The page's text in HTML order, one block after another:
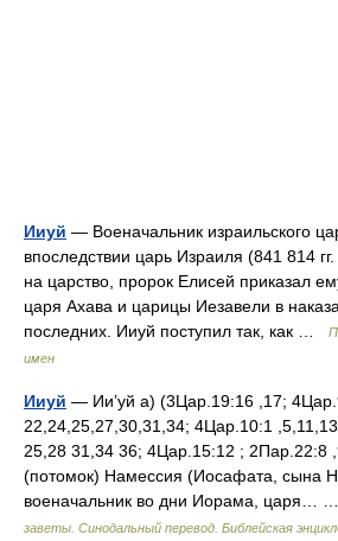
Ииуй — Военачальник израильского
впоследствии царь Израиля (841 814
на царство, пророк Елисей приказал
царя Ахава и царицы Иезавели в
последних. Ииуй поступил так, как …
имен
Ииуй — Ии’уй а) (3Цар.19:16 ,17;
22,24,25,27,30,31,34; 4Цар.10:1
25,28 31,34 36; 4Цар.15:12 ; 2Пар.22:8
(потомок) Намессия (Иосафата, сына
военачальник во дни Иорама, царя…
заветы. Синодальный перевод. Библейская